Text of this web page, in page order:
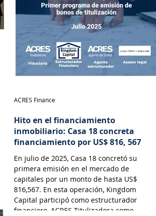
Hito en el financiamiento
inmobiliario: Casa 18 concreta
financiamiento por US$ 816, 567
En julio de 2025, Casa 18 concretó su
primera emisión en el mercado de
capitales por un monto de hasta US$
816,567. En esta operación, Kingdom
Capital participó como estructurador
financiero, ACRES Titulizadora como
ACRES Finance